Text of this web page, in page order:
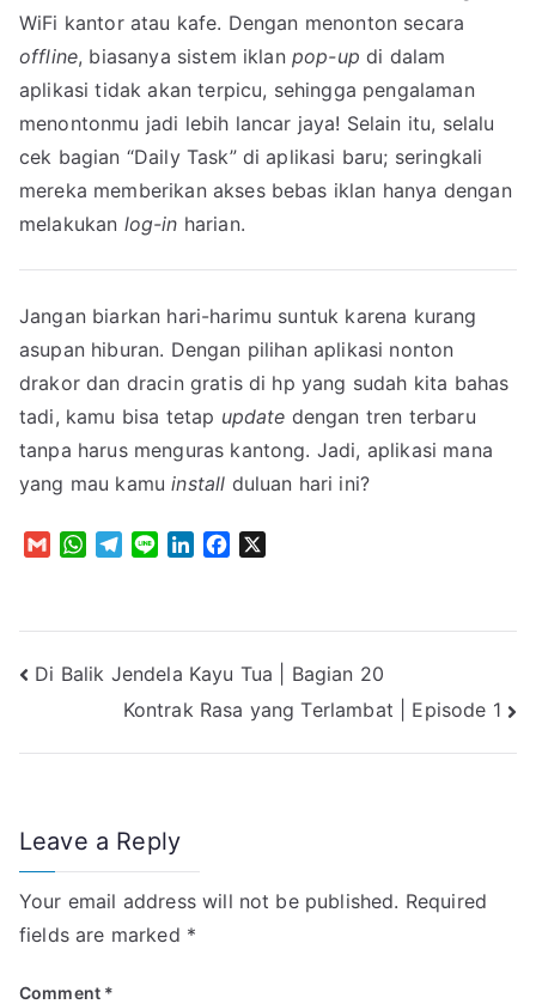
WiFi kantor atau kafe. Dengan menonton secara
offline, biasanya sistem iklan pop-up di dalam
aplikasi tidak akan terpicu, sehingga pengalaman
menontonmu jadi lebih lancar jaya! Selain itu, selalu
cek bagian “Daily Task” di aplikasi baru; seringkali
mereka memberikan akses bebas iklan hanya dengan
melakukan log-in harian.
Jangan biarkan hari-harimu suntuk karena kurang
asupan hiburan. Dengan pilihan aplikasi nonton
drakor dan dracin gratis di hp yang sudah kita bahas
tadi, kamu bisa tetap update dengan tren terbaru
tanpa harus menguras kantong. Jadi, aplikasi mana
yang mau kamuinstall duluan hari ini?
G
W
A
T
r
a
d
o
o
Post
navigation
Di Balik Jendela Kayu Tua | Bagian 20
Kontrak Rasa yang Terlambat | Episode 1
Leave a Reply
Your email address will not be published. Required
fields are marked *
Comment *